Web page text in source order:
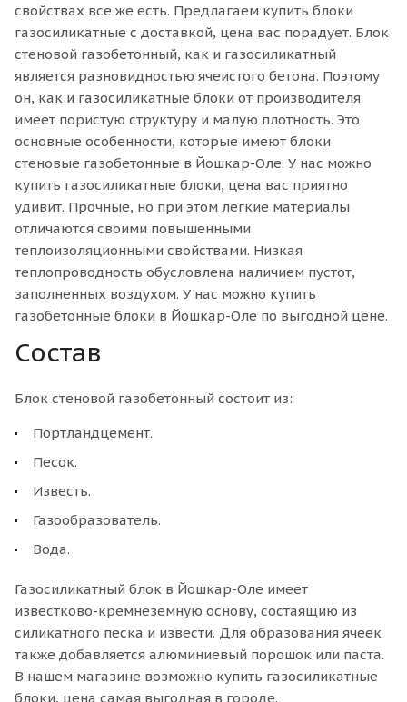
свойствах все же есть. Предлагаем купить блоки
газосиликатные с доставкой, цена вас порадует. Блок
стеновой газобетонный, как и газосиликатный
является разновидностью ячеистого бетона. Поэтому
он, как и газосиликатные блоки от производителя
имеет пористую структуру и малую плотность. Это
основные особенности, которые имеют блоки
стеновые газобетонные в Йошкар-Оле. У нас можно
купить газосиликатные блоки, цена вас приятно
удивит. Прочные, но при этом легкие материалы
отличаются своими повышенными
теплоизоляционными свойствами. Низкая
теплопроводность обусловлена наличием пустот,
заполненных воздухом. У нас можно купить
газобетонные блоки в Йошкар-Оле по выгодной цене.
Состав
Блок стеновой газобетонный состоит из:
Портландцемент.
Песок.
Известь.
Газообразователь.
Вода.
Газосиликатный блок в Йошкар-Оле имеет
известково-кремнеземную основу, состаящию из
силикатного песка и извести. Для образования ячеек
также добавляется алюминиевый порошок или паста.
В нашем магазине возможно купить газосиликатные
блоки, цена самая выгодная в городе.